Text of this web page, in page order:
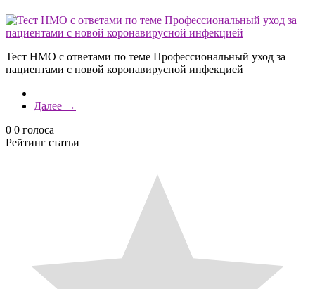
Тест НМО с ответами по теме Профессиональный уход за
пациентами с новой коронавирусной инфекцией
Далее →
0 0 голоса
Рейтинг статьи